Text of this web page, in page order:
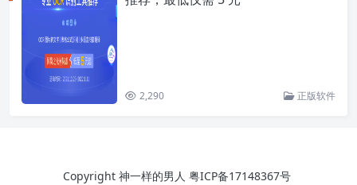
2,290 正版软件
Copyright 神一样的男人 粤ICP备17148367号